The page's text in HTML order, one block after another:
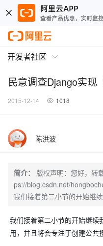
开发者社区
民意调查Django实现
2015-12-14 1018
陈洪波
简介：
版权声明：您好，转
ps://blog.csdn.net/
我们接着第二小节的开始继续
我们接着第二小节的开始继
用，并且将会专注于创建公共